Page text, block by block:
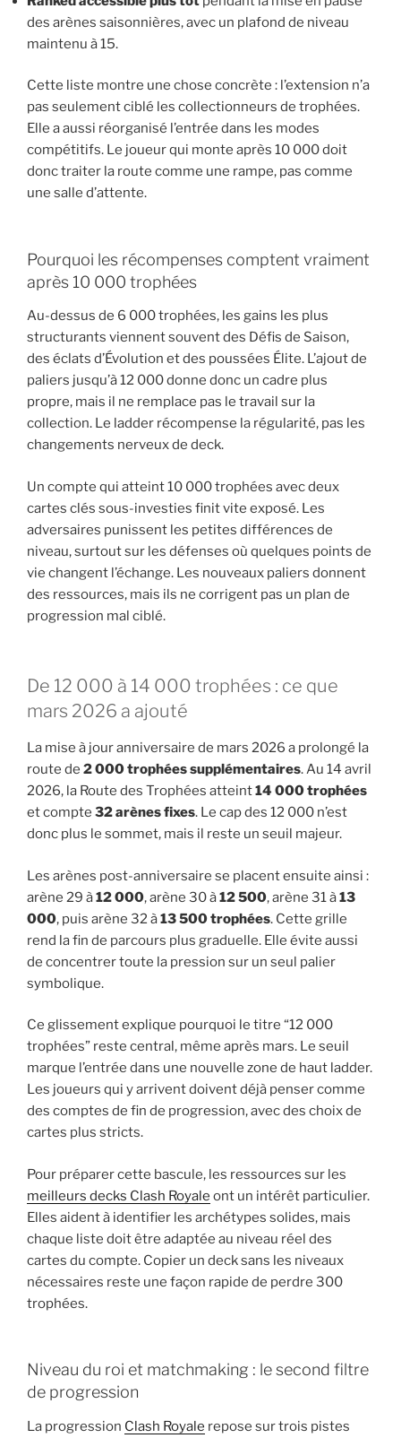
des arènes saisonnières, avec un plafond de niveau
maintenu à 15.
Cette liste montre une chose concrète : l’extension n’a
pas seulement ciblé les collectionneurs de trophées.
Elle a aussi réorganisé l’entrée dans les modes
compétitifs. Le joueur qui monte après 10 000 doit
donc traiter la route comme une rampe, pas comme
une salle d’attente.
Pourquoi les récompenses comptent vraiment
après 10 000 trophées
Au-dessus de 6 000 trophées, les gains les plus
structurants viennent souvent des Défis de Saison,
des éclats d’Évolution et des poussées Élite. L’ajout de
paliers jusqu’à 12 000 donne donc un cadre plus
propre, mais il ne remplace pas le travail sur la
collection. Le ladder récompense la régularité, pas les
changements nerveux de deck.
Un compte qui atteint 10 000 trophées avec deux
cartes clés sous-investies finit vite exposé. Les
adversaires punissent les petites différences de
niveau, surtout sur les défenses où quelques points de
vie changent l’échange. Les nouveaux paliers donnent
des ressources, mais ils ne corrigent pas un plan de
progression mal ciblé.
De 12 000 à 14 000 trophées : ce que
mars 2026 a ajouté
La mise à jour anniversaire de mars 2026 a prolongé la
route de 2 000 trophées supplémentaires. Au 14 avril
2026, la Route des Trophées atteint14 000 trophées
et compte 32 arènes fixes. Le cap des 12 000 n’est
donc plus le sommet, mais il reste un seuil majeur.
Les arènes post-anniversaire se placent ensuite ainsi :
arène 29 à12 000, arène 30 à12 500, arène 31 à13
000, puis arène 32 à13 500 trophées. Cette grille
rend la fin de parcours plus graduelle. Elle évite aussi
de concentrer toute la pression sur un seul palier
symbolique.
Ce glissement explique pourquoi le titre “12 000
trophées” reste central, même après mars. Le seuil
marque l’entrée dans une nouvelle zone de haut ladder.
Les joueurs qui y arrivent doivent déjà penser comme
des comptes de fin de progression, avec des choix de
cartes plus stricts.
Pour préparer cette bascule, les ressources sur les
meilleurs decks Clash Royale ont un intérêt particulier.
Elles aident à identifier les archétypes solides, mais
chaque liste doit être adaptée au niveau réel des
cartes du compte. Copier un deck sans les niveaux
nécessaires reste une façon rapide de perdre 300
trophées.
Niveau du roi et matchmaking : le second filtre
de progression
La progression Clash Royale repose sur trois pistes